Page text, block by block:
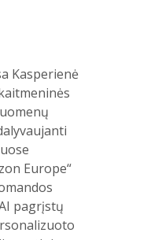
Kasperienė
Europe“
pagrįstų